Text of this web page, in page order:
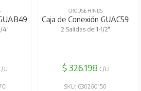
4"
U
CROUSE HINDS
Caja de Conexión GUAC59
2 Salidas de 1-1/2"
$ 326.198 C/U
SKU: 630260150